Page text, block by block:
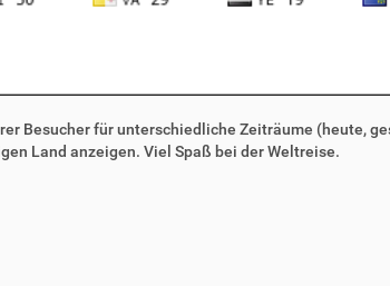
Besucher für unterschiedliche Zeiträume (heute,
Land anzeigen. Viel Spaß bei der Weltreise.